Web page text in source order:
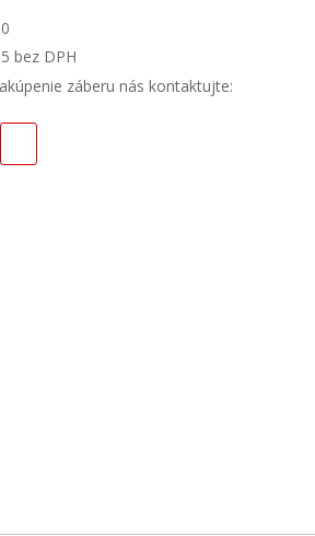
bez DPH
záberu nás kontaktujte: